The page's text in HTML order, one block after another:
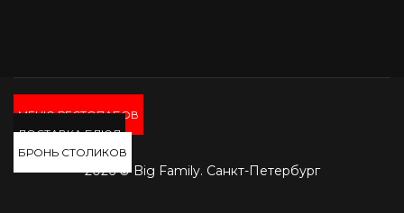
МЕНЮ РЕСТОПАБОВ
ДОСТАВКА БЛЮД
БРОНЬ СТОЛИКОВ
2026 © Big Family. Санкт-Петербург